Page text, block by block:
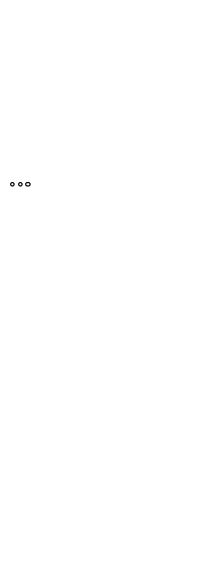
000